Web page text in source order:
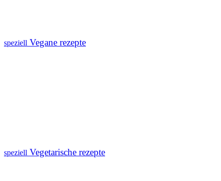
speziell Vegane rezepte
speziell Vegetarische rezepte